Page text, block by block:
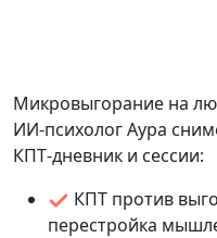
Микровыгорание на
ИИ-психолог Аура
КПТ‑дневник и сессии:
КПТ против
перестройка